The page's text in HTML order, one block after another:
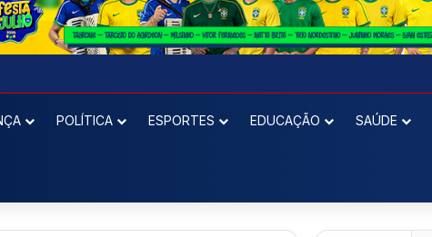
POLÍTICA ESPORTES EDUCAÇÃO SAÚDE